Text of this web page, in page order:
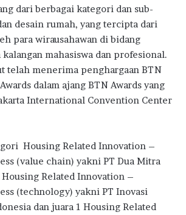
dari berbagai kategori dan sub-
desain rumah, yang tercipta dari
para wirausahawan di bidang
mahasiswa dan profesional.
telah menerima penghargaan BTN
dalam ajang BTN Awards yang
International Convention Center
Housing Related Innovation –
(value chain) yakni PT Dua Mitra
Housing Related Innovation –
(technology) yakni PT Inovasi
dan juara 1 Housing Related